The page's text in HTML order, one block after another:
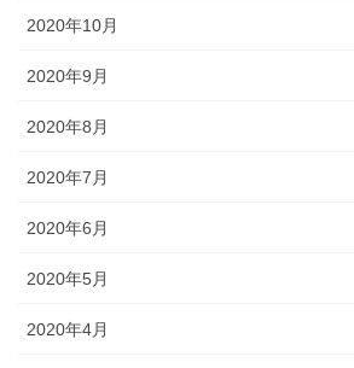
2020年10月
2020年9月
2020年8月
2020年7月
2020年6月
2020年5月
2020年4月